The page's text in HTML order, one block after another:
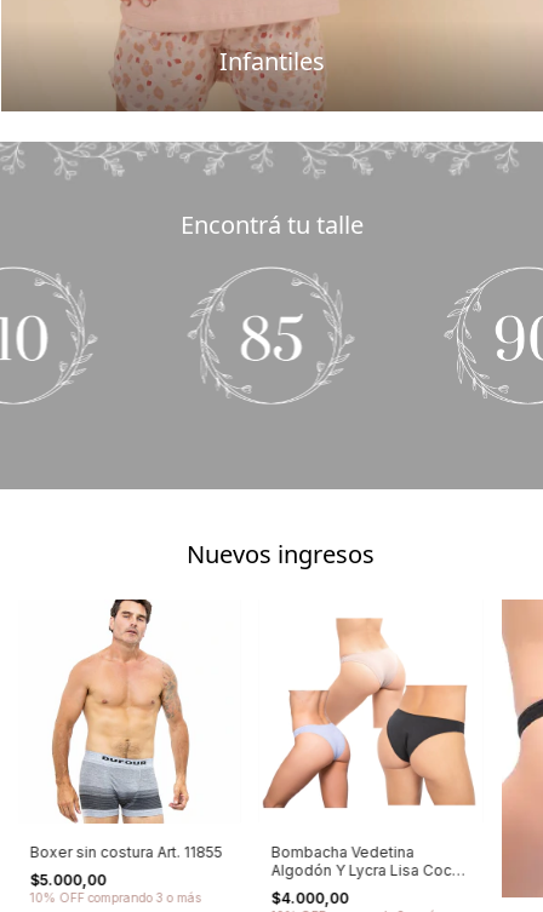
Infantiles
Encontrá tu talle
Nuevos ingresos
Boxer sin costura Art. 11855
$5.000,00
10% OFF comprando 3 o más
Bombacha Vedetina
Algodón Y Lycra Lisa Cocot
- Art. 5600
$4.000,00